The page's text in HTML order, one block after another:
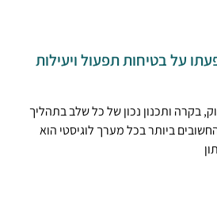
על בטיחות תפעול ויעילות
בקרה ותכנון נכון של כל שלב בתהליך
ביותר בכל מערך לוגיסטי הוא